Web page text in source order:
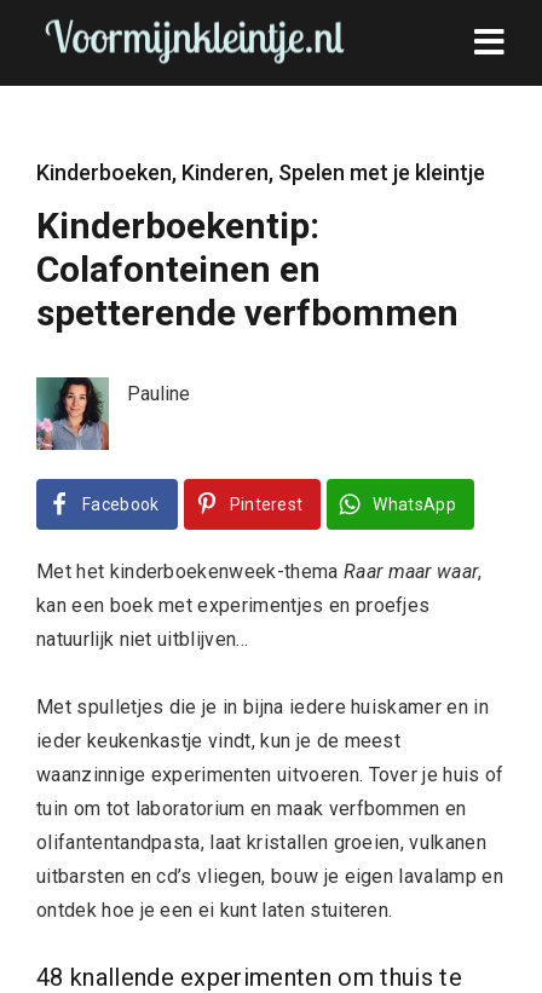
Kinderboeken, Kinderen, Spelen met je kleintje
Kinderboekentip:
Colafonteinen en
spetterende verfbommen
Pauline
Facebook Pinterest WhatsApp
Met het kinderboekenweek-thema Raar maar waar,
kan een boek met experimentjes en proefjes
natuurlijk niet uitblijven…
Met spulletjes die je in bijna iedere huiskamer en in
ieder keukenkastje vindt, kun je de meest
waanzinnige experimenten uitvoeren. Tover je huis of
tuin om tot laboratorium en maak verfbommen en
olifantentandpasta, laat kristallen groeien, vulkanen
uitbarsten en cd’s vliegen, bouw je eigen lavalamp en
ontdek hoe je een ei kunt laten stuiteren.
48 knallende experimenten om thuis te